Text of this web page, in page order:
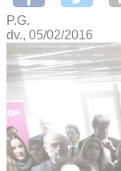
P.G.
dv., 05/02/2016